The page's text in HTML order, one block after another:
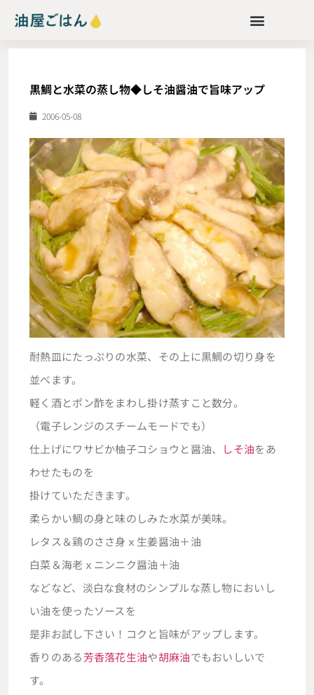
黒鯛と水菜の蒸し物◆しそ油醤油で旨味アップ
2006-05-08
耐熱皿にたっぷりの水菜、その上に黒鯛の切り身を
並べます。
軽く酒とポン酢をまわし掛け蒸すこと数分。
（電子レンジのスチームモードでも）
仕上げにワサビか柚子コショウと醤油、
しそ油をあ
わせたものを
掛けていただきます。
柔らかい鯛の身と味のしみた水菜が美味。
レタス＆鶏のささ身ｘ生姜醤油＋油
白菜＆海老ｘニンニク醤油＋油
などなど、淡白な食材のシンプルな蒸し物においし
い油を使ったソースを
是非お試し下さい！コクと旨味がアップします。
香りのある芳香落花生油や胡麻油でもおいしいで
す。